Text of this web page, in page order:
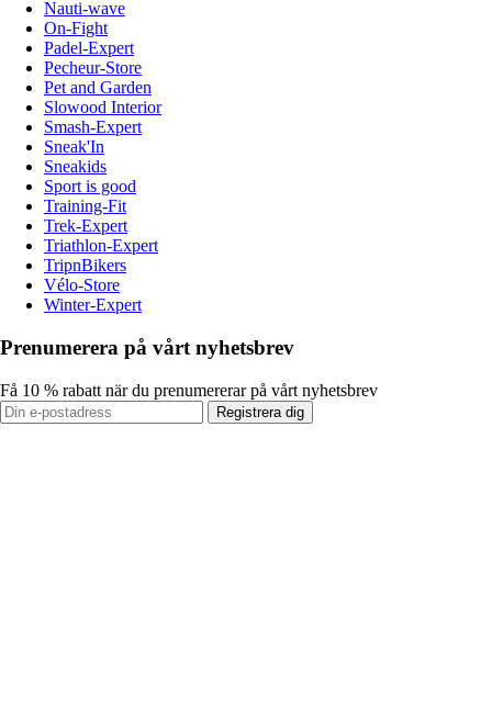
Nauti-wave
On-Fight
Padel-Expert
Pecheur-Store
Pet and Garden
Slowood Interior
Smash-Expert
Sneak'In
Sneakids
Sport is good
Training-Fit
Trek-Expert
Triathlon-Expert
TripnBikers
Vélo-Store
Winter-Expert
Prenumerera på vårt nyhetsbrev
Få 10 % rabatt när du prenumererar på vårt nyhetsbrev
Registrera dig